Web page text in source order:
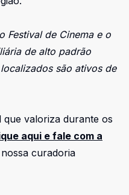
Festival de Cinema e o
de alto padrão
são ativos de
que valoriza durante os
aqui e fale com a
curadoria